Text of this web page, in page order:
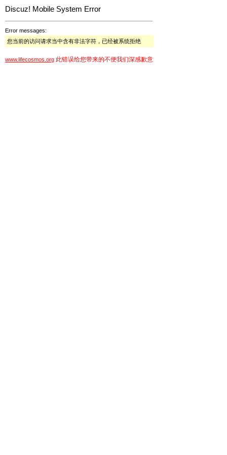
Discuz! Mobile System Error
Error messages:
您当前的访问请求当中含有非法字符，已经被系统拒绝
www.lifecosmos.org 此错误给您带来的不便我们深感歉意